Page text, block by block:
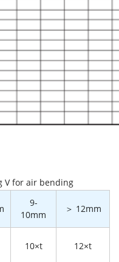
V for air bending
9-
10mm
＞ 12mm
10×t 12×t